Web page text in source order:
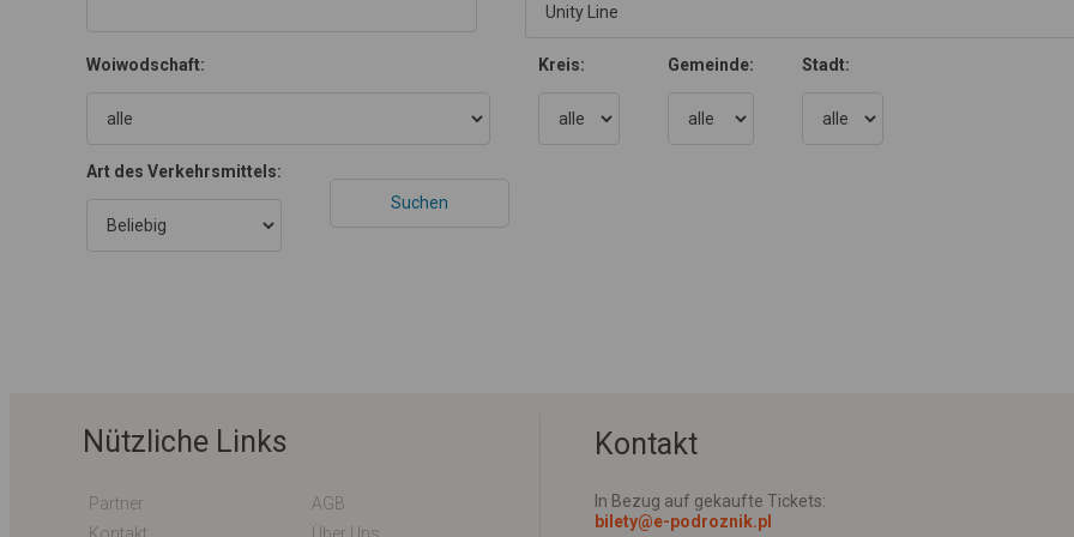
Woiwodschaft: Kreis: Gemeinde: Stadt:
Art des Verkehrsmittels:
Nützliche Links
Partner
AGB
Kontakt
Über Uns
Kontakt
In Bezug auf gekaufte Tickets:
bilety@e-podroznik.pl